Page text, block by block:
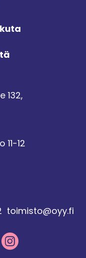
132,
12
toimisto@oyy.fi